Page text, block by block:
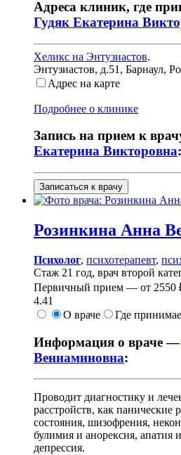
Адреса клиник, где
Гудяк Екатерина
Хеликс на Энтузиастов.
Энтузиастов, д.51 , Барнаул,
Адрес на карте
Подробнее о клинике
Запись на прием к
Екатерина Викторовна:
Записаться к врачу
Розинкина Анна
Психолог, психотерапевт,
Стаж 21 год, врач второй
Первичный прием — от 2550
4.41
О враче
Где
Информация о враче —
Вениаминовна:
Проводит диагностику и
расстройств, как панические
состояния, шизофрения,
булимия и анорексия, апатия
депрессия.